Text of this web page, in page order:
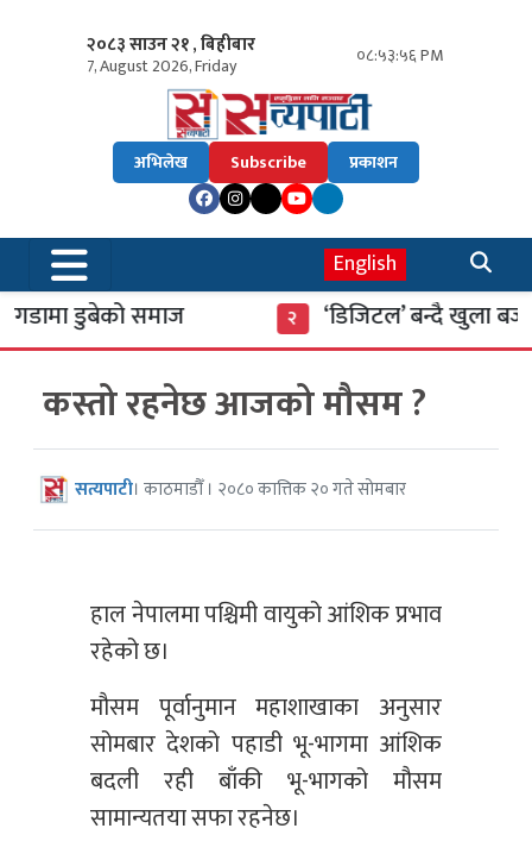
२०८३ साउन २१ , बिहीबार
7, August 2026, Friday ०८:५३:५७ PM
अभिलेख Subscribe प्रकाशन
English
डुबेको समाज ‘डिजिटल’ बन्दै खुला बजार
कस्तो रहनेछ आजको मौसम ?
सत्यपाटी। काठमाडौँ । २०८० कात्तिक २० गते सोमबार
हाल नेपालमा पश्चिमी वायुको आंशिक प्रभाव
रहेको छ।
मौसम पूर्वानुमान महाशाखाका अनुसार
सोमबार देशको पहाडी भू-भागमा आंशिक
बदली रही बाँकी भू-भागको मौसम
सामान्यतया सफा रहनेछ।